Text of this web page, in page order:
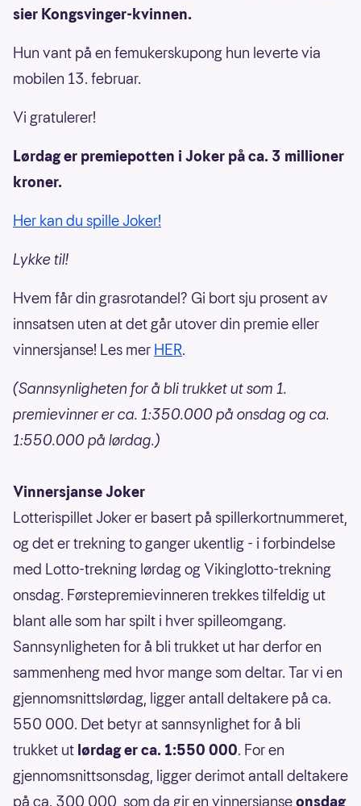
sier Kongsvinger-kvinnen.
Hun vant på en femukerskupong hun leverte via
mobilen 13. februar.
Vi gratulerer!
Lørdag er premiepotten i Joker på ca. 3 millioner
kroner.
Her kan du spille Joker!
Lykke til!
Hvem får din grasrotandel? Gi bort sju prosent av
innsatsen uten at det går utover din premie eller
vinnersjanse! Les mer HER.
(Sannsynligheten for å bli trukket ut som 1.
premievinner er ca. 1:350.000 på onsdag og ca.
1:550.000 på lørdag.)
Vinnersjanse Joker
Lotterispillet Joker er basert på spillerkortnummeret,
og det er trekning to ganger ukentlig - i forbindelse
med Lotto-trekning lørdag og Vikinglotto-trekning
onsdag. Førstepremievinneren trekkes tilfeldig ut
blant alle som har spilt i hver spilleomgang.
Sannsynligheten for å bli trukket ut har derfor en
sammenheng med hvor mange som deltar. Tar vi en
gjennomsnittslørdag, ligger antall deltakere på ca.
550 000. Det betyr at sannsynlighet for å bli
trukket ut lørdag er ca. 1:550 000. For en
gjennomsnittsonsdag, ligger derimot antall deltakere
på ca. 300 000, som da gir en vinnersjanseonsdag